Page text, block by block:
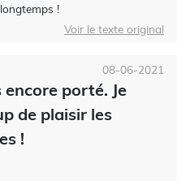
!
Voir le texte original
porté. Je
de plaisir les
!
08-06-2021